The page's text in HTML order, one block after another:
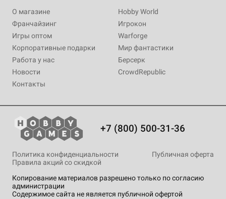
О магазине
Франчайзинг
Игры оптом
Корпоративные подарки
Работа у нас
Новости
Контакты
Hobby World
Игрокон
Warforge
Мир фантастики
Берсерк
CrowdRepublic
+7 (800) 500-31-36
Копирование материалов разрешено только по согласию
администрации
Содержимое сайта не является публичной офертой
Политика конфиденциальности
Публичная оферта
Правила акций со скидкой